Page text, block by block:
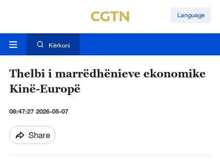
Language
Kërkoni
Thelbi i marrëdhënieve ekonomike
Kinë-Europë
08:47:27 2026-05-07
Share